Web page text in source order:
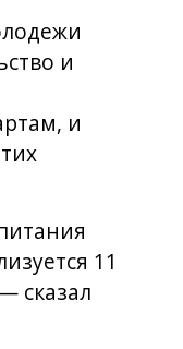
и
и
11
сказал